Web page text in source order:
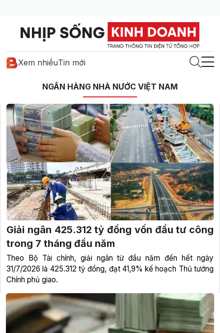
Xem nhiềuTin mới
NGÂN HÀNG NHÀ NƯỚC VIỆT NAM
Giải ngân 425.312 tỷ đồng vốn đầu tư công
trong 7 tháng đầu năm
Theo Bộ Tài chính, giải ngân từ đầu năm đến hết ngày
31/7/2026 là 425.312 tỷ đồng, đạt 41,9% kế hoạch Thủ tướng
Chính phủ giao.